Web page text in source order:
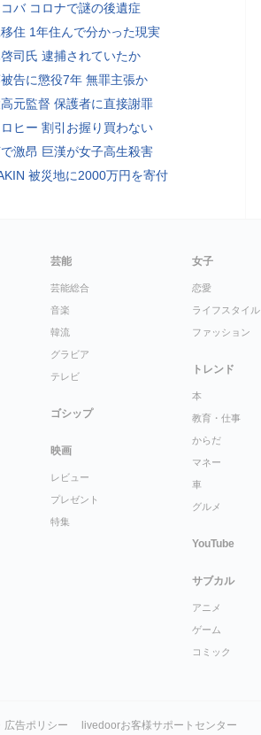
バ コロナで謎の後遺症
住 1年住んで分かった現実
司氏 逮捕されていたか
告に懲役7年 無罪主張か
元監督 保護者に直接謝罪
ヒー 割引お握り買わない
激昂 巨漢が女子高生殺害
被災地に2000万円を寄付
芸能
芸能総合
音楽
韓流
グラビア
テレビ
ゴシップ
映画
レビュー
プレゼント
特集
女子
恋愛
ライフスタイル
ファッション
トレンド
本
教育・仕事
からだ
マネー
車
グルメ
YouTube
サブカル
アニメ
ゲーム
コミック
広告ポリシー livedoorお客様サポートセンター